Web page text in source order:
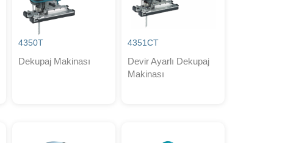
4350T
Dekupaj Makinası
4351CT
Devir Ayarlı Dekupaj
Makinası